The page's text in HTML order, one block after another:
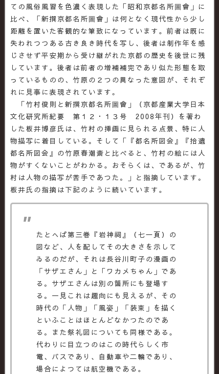
ての風俗風習を色濃く表現した「昭和京都名所圖會」に
比べ、「新撰京都名所圖會」は何となく現代性から少し
距離を置いた客観的な筆致になっています。前者は既に
失われつつある古き良き時代を写し、後者は制作年を感
じさせず平安期から受け継がれた京都の歴史を後世に残
しています。後者は前者の増補補完であり似た形態を取
っているものの、竹原の２つの異なった意図が、それぞ
れに見事に表現されています。
「竹村俊則と新撰京都名所圖會」（京都産業大学日本
文化研究所紀要 第１２・１３号 2008年刊）を著わ
した板井博彦氏は、竹村の挿画に見られる点景、特に人
物描写に着目している。そして「『都名所図会』『拾遺
都名所図会』の竹原春潮斎と比べると、竹村の絵には人
物がすくないことがわかる。おそらくは、であるが、竹
村は人物の描写が苦手であつた。」と指摘しています。
板井氏の指摘は下記のように続いています。
たとへば第三巻『岩神祠』（七一頁）の
図など、人を配してその大きさを示して
ゐるのだが、それは長谷川町子の漫画の
「サザエさん」と「ワカメちゃん」であ
る。サザエさんは別の箇所にも登場す
る。一見これは趣向にも見えるが、その
時代の「人物」「風姿」「装束」を描く
といふことはほとんどなかつたのであ
る。また祭礼図についても同様である。
代わりに目立つのはこの時代らしく市
電、バスであり、自動車や二輪であり、
場合によつては航空機である。